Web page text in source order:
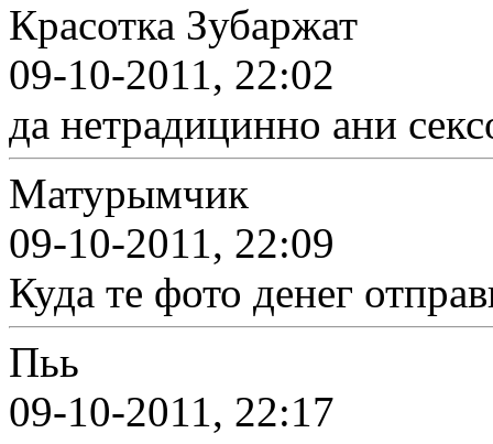
Красотка Зубаржат
09-10-2011, 22:02
да нетрадицинно ани
Матурымчик
09-10-2011, 22:09
Куда те фото денег
Пьь
09-10-2011, 22:17